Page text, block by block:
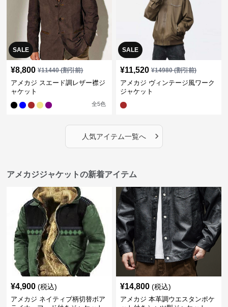
SALE
¥8,800 ¥11440(割引前)
アメカジ スエード調レザー襟ジ
ャケット
全5色
SALE
¥11,520 ¥14980(割引前)
アメカジ ヴィンテージ風ワーク
ジャケット
人気アイテム一覧へ ›
アメカジジャケットの新着アイテム
¥4,900 (税込)
アメカジ ネイティブ柄切替ボア
¥14,800 (税込)
アメカジ 本革調ウエスタンポケ